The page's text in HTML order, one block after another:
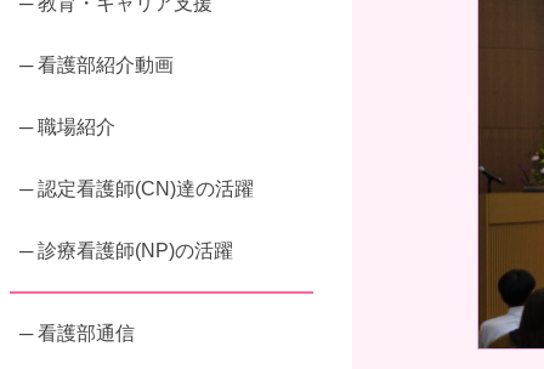
─ 看護部紹介動画
─ 職場紹介
─ 認定看護師(CN)達の活躍
─ 診療看護師(NP)の活躍
─ 看護部通信